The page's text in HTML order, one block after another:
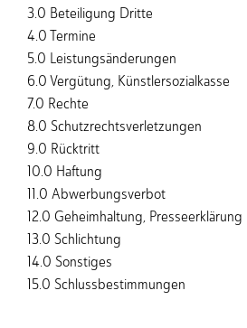
3.0 Beteiligung Dritte
4.0 Termine
5.0 Leistungsänderungen
6.0 Vergütung, Künstlersozialkasse
7.0 Rechte
8.0 Schutzrechtsverletzungen
9.0 Rücktritt
10.0 Haftung
11.0 Abwerbungsverbot
12.0 Geheimhaltung, Presseerklärung
13.0 Schlichtung
14.0 Sonstiges
15.0 Schlussbestimmungen